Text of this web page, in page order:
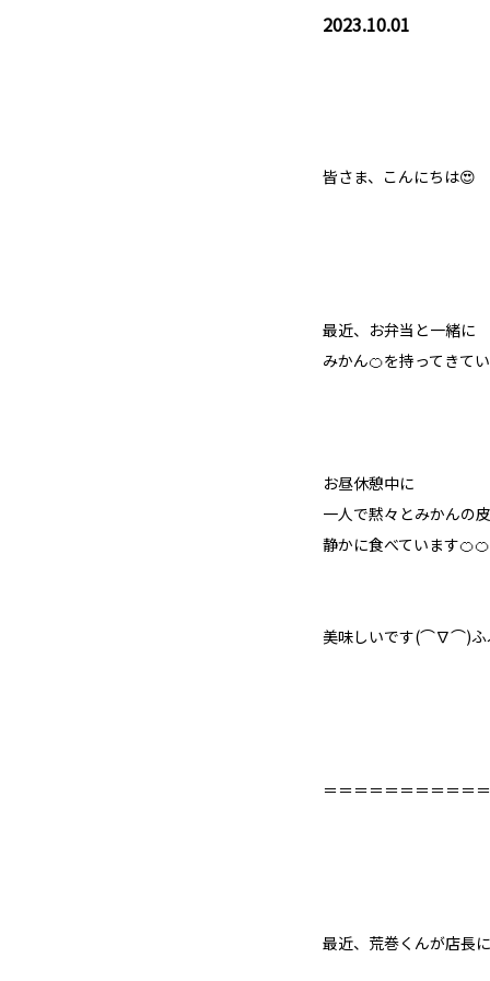
2023.10.01
皆さま、こんにちは😍
最近、お弁当と一緒に
みかん🍊を持ってきてい
お昼休憩中に
一人で黙々とみかんの皮
静かに食べています
美味しいです(⌒∇⌒)ふ
＝＝＝＝＝＝＝＝＝＝
最近、荒巻くんが店長に